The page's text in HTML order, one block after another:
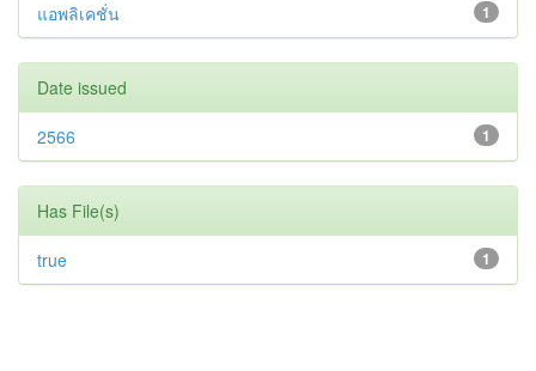
1
แอพลิเคชั่น
Date issued
1
2566
Has File(s)
1
true